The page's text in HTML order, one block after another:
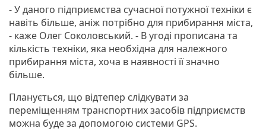
- У даного підприємства сучасної потужної техніки є
навіть більше, аніж потрібно для прибирання міста,
- каже Олег Соколовський. - В угоді прописана та
кількість техніки, яка необхідна для належного
прибирання міста, хоча в наявності її значно
більше.
Планується, що відтепер слідкувати за
переміщенням транспортних засобів підприємств
можна буде за допомогою системи GPS.